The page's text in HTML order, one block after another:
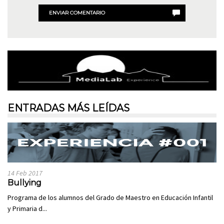
ENVIAR COMENTARIO
ENTRADAS MÁS LEÍDAS
14 Feb 2017
Bullying
Programa de los alumnos del Grado de Maestro en Educación Infantil
y Primaria d...